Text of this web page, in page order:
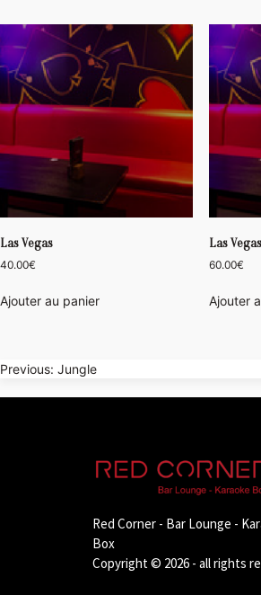
Las Vegas
40.00€
Ajouter au panier
Las Vegas
60.00€
Ajouter
Navigation
de
Previous: Jungle
Red Corner - Bar Lounge -
Box
Copyright © 2026 - all rights